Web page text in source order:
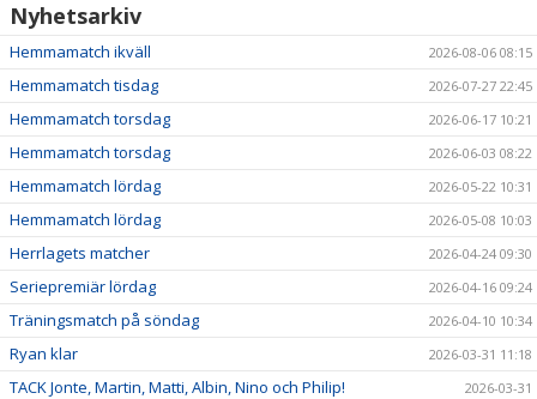
Nyhetsarkiv
Hemmamatch ikväll 2026-08-06 08:15
Hemmamatch tisdag 2026-07-27 22:45
Hemmamatch torsdag 2026-06-17 10:21
Hemmamatch torsdag 2026-06-03 08:22
Hemmamatch lördag 2026-05-22 10:31
Hemmamatch lördag 2026-05-08 10:03
Herrlagets matcher 2026-04-24 09:30
Seriepremiär lördag 2026-04-16 09:24
Träningsmatch på söndag 2026-04-10 10:34
Ryan klar 2026-03-31 11:18
TACK Jonte, Martin, Matti, Albin, Nino och Philip! 2026-03-31